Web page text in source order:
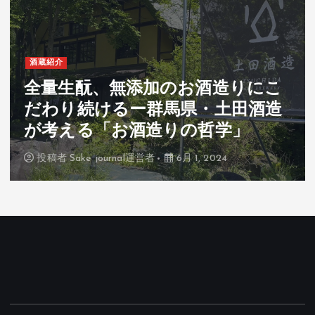
酒蔵紹介
全量生酛、無添加のお酒造りにこ
だわり続けるー群馬県・土田酒造
が考える「お酒造りの哲学」
投稿者Sake journal運営者 6月 1, 2024